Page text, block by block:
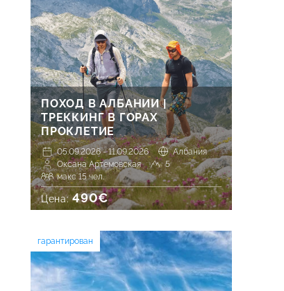
ПОХОД В АЛБАНИИ |
ТРЕККИНГ В ГОРАХ
ПРОКЛЕТИЕ
05.09.2026 - 11.09.2026
Албания
Оксана Артемовская
5
макс 15 чел.
Цена:490€
гарантирован